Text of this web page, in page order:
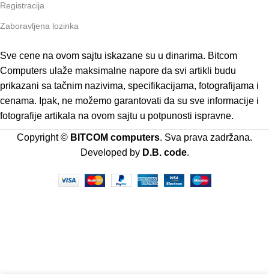
Registracija
Zaboravljena lozinka
Sve cene na ovom sajtu iskazane su u dinarima. Bitcom
Computers ulaže maksimalne napore da svi artikli budu
prikazani sa tačnim nazivima, specifikacijama, fotografijama i
cenama. Ipak, ne možemo garantovati da su sve informacije i
fotografije artikala na ovom sajtu u potpunosti ispravne.
Copyright © BITCOM computers. Sva prava zadržana.
Developed by D.B. code.